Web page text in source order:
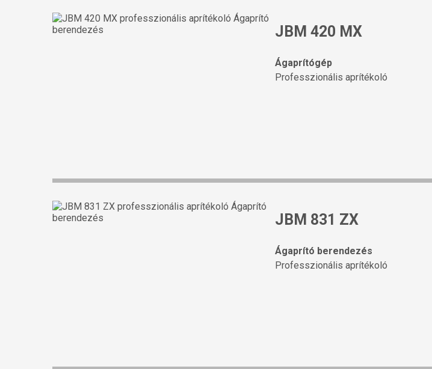
JBM 420 MX
Ágaprítógép
Professzionális aprítékoló
JBM 831 ZX
Ágaprító berendezés
Professzionális aprítékoló